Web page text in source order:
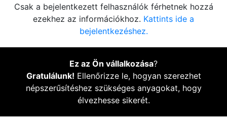
Csak a bejelentkezett felhasználók férhetnek hozzá
ezekhez az információkhoz. Kattints ide a
bejelentkezéshez.
Ez az Ön vállalkozása?
Gratulálunk! Ellenőrizze le, hogyan szerezhet
népszerűsítéshez szükséges anyagokat, hogy
élvezhesse sikerét.